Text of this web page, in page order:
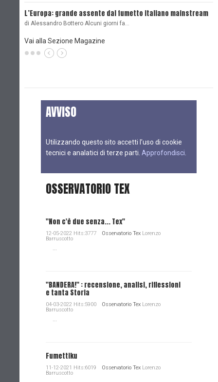
L’Europa: grande assente dal fumetto italiano mainstream
di Alessandro Bottero Alcuni giorni fa…
Vai alla Sezione Magazine
AVVISO
Utilizzando questo sito accetti l’uso di cookie
tecnici e analatici di terze parti. Approfondisci
OSSERVATORIO TEX
"Non c'è due senza... Tex"
12-05-2022 Hits:3777 Osservatorio Tex Lorenzo
Barruscotto
...
"BANDERA!" : recensione, analisi, riflessioni
e tanta Storia
04-03-2022 Hits:5900 Osservatorio Tex Lorenzo
Barruscotto
...
Fumettiku
11-12-2021 Hits:6019 Osservatorio Tex Lorenzo
Barruscotto